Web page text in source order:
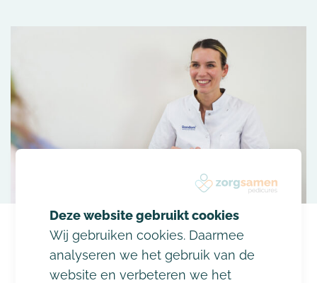
Wij gebruiken cookies. Daarmee
analyseren we het gebruik van de
website en verbeteren we het